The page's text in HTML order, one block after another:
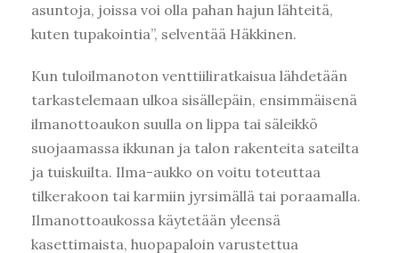
asuntoja, joissa voi olla pahan hajun lähteitä,
kuten tupakointia”, selventää Häkkinen.
Kun tuloilmanoton venttiiliratkaisua lähdetään
tarkastelemaan ulkoa sisällepäin, ensimmäisenä
ilmanottoaukon suulla on lippa tai säleikkö
suojaamassa ikkunan ja talon rakenteita sateilta
ja tuiskuilta. Ilma-aukko on voitu toteuttaa
tilkerakoon tai karmiin jyrsimällä tai poraamalla.
Ilmanottoaukossa käytetään yleensä
kasettimaista, huopapaloin varustettua